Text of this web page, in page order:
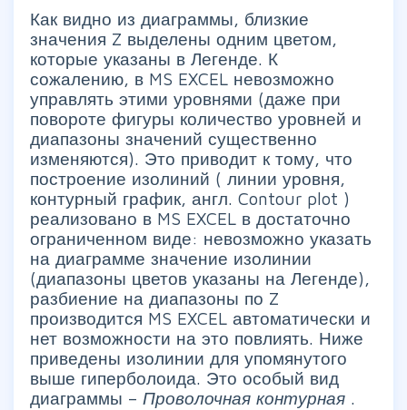
Как видно из диаграммы, близкие
значения Z выделены одним цветом,
которые указаны в Легенде. К
сожалению, в MS EXCEL невозможно
управлять этими уровнями (даже при
повороте фигуры количество уровней и
диапазоны значений существенно
изменяются). Это приводит к тому, что
построение изолиний ( линии уровня,
контурный график, англ. Contour plot )
реализовано в MS EXCEL в достаточно
ограниченном виде: невозможно указать
на диаграмме значение изолинии
(диапазоны цветов указаны на Легенде),
разбиение на диапазоны по Z
производится MS EXCEL автоматически и
нет возможности на это повлиять. Ниже
приведены изолинии для упомянутого
выше гиперболоида. Это особый вид
диаграммы – Проволочная контурная .